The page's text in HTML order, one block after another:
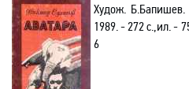
Худож.
1989. - 272 с.,ил. -
6